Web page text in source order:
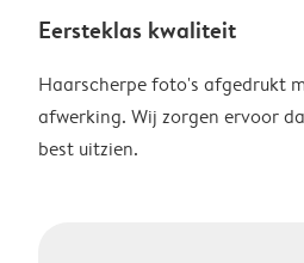
Eersteklas kwaliteit
Haarscherpe foto's afgedrukt
afwerking. Wij zorgen ervoor
best uitzien.